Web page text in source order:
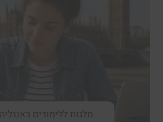
מלגות ללימודים באנגליה